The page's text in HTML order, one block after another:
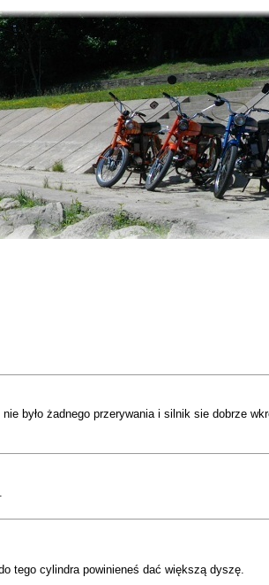
było żadnego przerywania i silnik sie dobrze
tego cylindra powinieneś dać większą dyszę.